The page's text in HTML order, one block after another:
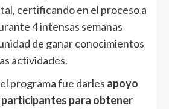
certificando en el proceso a
4 intensas semanas
de ganar conocimientos
actividades.
programa fue darles apoyo
participantes para obtener